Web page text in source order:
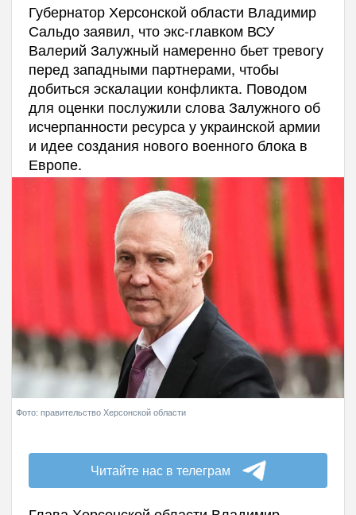
Губернатор Херсонской области Владимир
Сальдо заявил, что экс-главком ВСУ
Валерий Залужный намеренно бьет тревогу
перед западными партнерами, чтобы
добиться эскалации конфликта. Поводом
для оценки послужили слова Залужного об
исчерпанности ресурса у украинской армии
и идее создания нового военного блока в
Европе.
Фото: правительство Херсонской области
Читайте нас в телеграм